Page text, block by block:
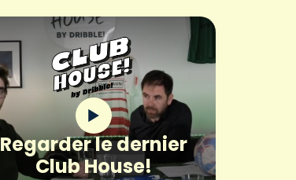
Regarder le dernier
Club House!